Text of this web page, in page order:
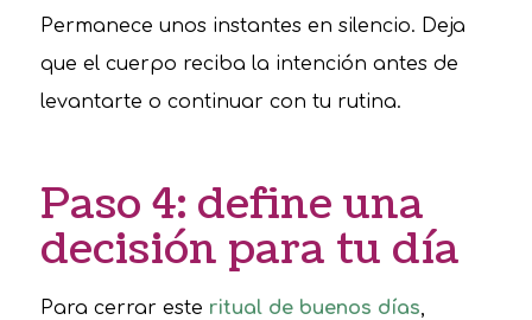
Permanece unos instantes en silencio. Deja
que el cuerpo reciba la intención antes de
levantarte o continuar con tu rutina.
Paso 4: define una
decisión para tu día
Para cerrar este ritual de buenos días,